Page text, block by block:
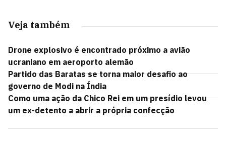
Veja também
Drone explosivo é encontrado próximo a avião
ucraniano em aeroporto alemão
Partido das Baratas se torna maior desafio ao
governo de Modi na Índia
Como uma ação da Chico Rei em um presídio levou
um ex-detento a abrir a própria confecção